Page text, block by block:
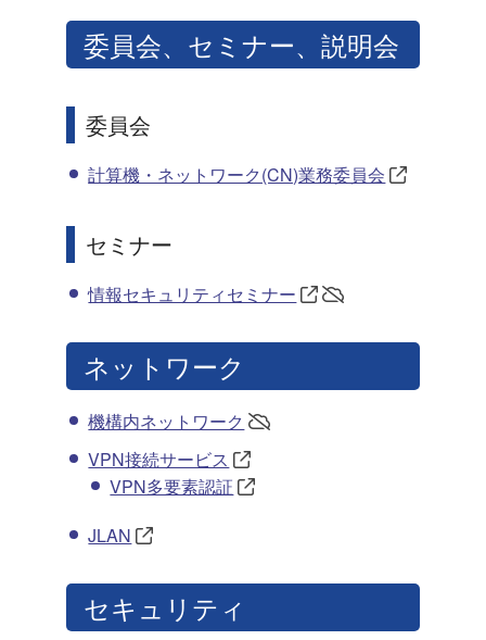
委員会、セミナー、説明会
委員会
計算機・ネットワーク(CN)業務委員会
セミナー
情報セキュリティセミナー
ネットワーク
機構内ネットワーク
VPN接続サービス
VPN多要素認証
JLAN
セキュリティ